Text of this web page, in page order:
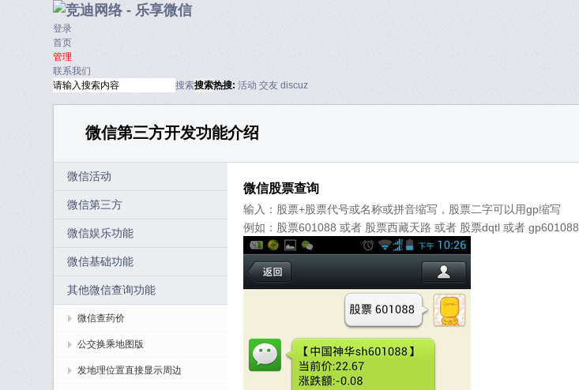
登录
首页
管理
联系我们
搜索搜索热搜: 活动 交友 discuz
微信第三方开发功能介绍
微信活动
微信第三方
微信娱乐功能
微信基础功能
其他微信查询功能
微信查药价
公交换乘地图版
发地理位置直接显示周边
微信股票查询
输入：股票+股票代号或名称或拼音缩写，股票二字可以用gp缩写
例如：股票601088 或者 股票西藏天路 或者 股票dqtl 或者 gp601088